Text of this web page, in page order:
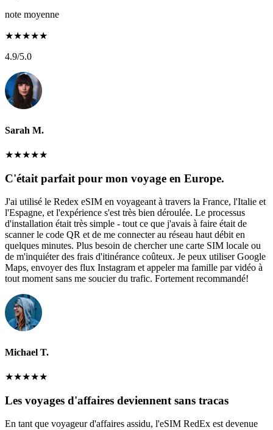
note moyenne
★★★★★
4.9/5.0
Sarah M.
★★★★★
C'était parfait pour mon voyage en Europe.
J'ai utilisé le Redex eSIM en voyageant à travers la France, l'Italie et
l'Espagne, et l'expérience s'est très bien déroulée. Le processus
d'installation était très simple - tout ce que j'avais à faire était de
scanner le code QR et de me connecter au réseau haut débit en
quelques minutes. Plus besoin de chercher une carte SIM locale ou
de m'inquiéter des frais d'itinérance coûteux. Je peux utiliser Google
Maps, envoyer des flux Instagram et appeler ma famille par vidéo à
tout moment sans me soucier du trafic. Fortement recommandé!
Michael T.
★★★★★
Les voyages d'affaires deviennent sans tracas
En tant que voyageur d'affaires assidu, l'eSIM RedEx est devenue